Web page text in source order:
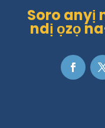
Soro anyị
ndị ọzọ